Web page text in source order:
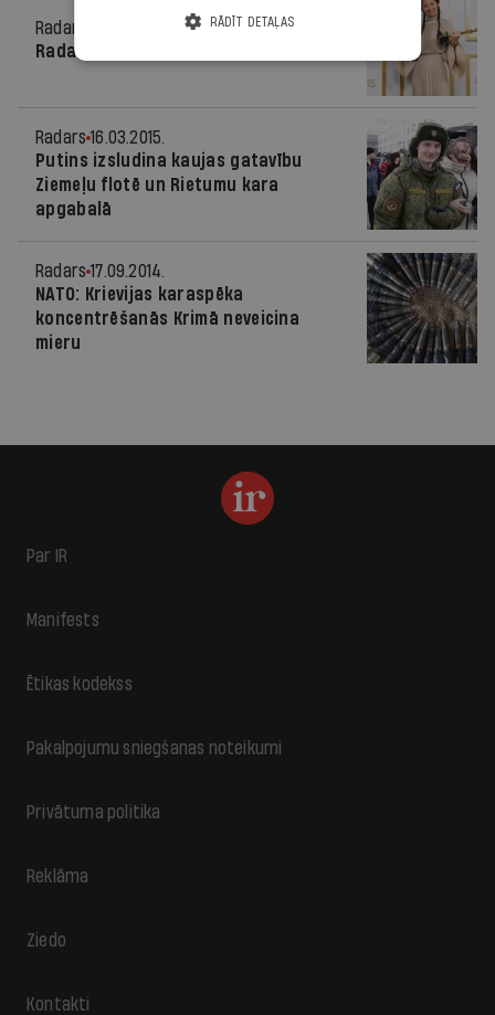
Radars
Radars pasaulē
Radars 16.03.2015.
Putins izsludina kaujas gatavību
Ziemeļu flotē un Rietumu kara
apgabalā
Radars 17.09.2014.
NATO: Krievijas karaspēka
koncentrēšanās Krimā neveicina
mieru
Par IR
Manifests
Ētikas kodekss
Pakalpojumu sniegšanas noteikumi
Privātuma politika
Reklāma
Ziedo
Kontakti
RĀDĪT DETAĻAS